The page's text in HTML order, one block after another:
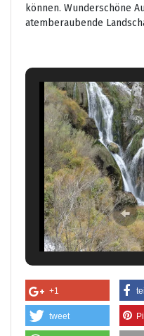
können. Wunderschöne
atemberaubende
+1
tweet